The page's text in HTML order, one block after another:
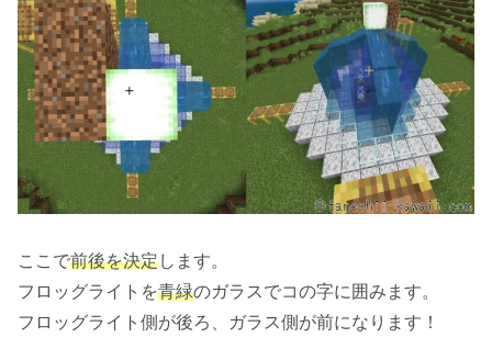
ここで前後を決定します。
フロッグライトを青緑のガラスでコの字に囲みます。
フロッグライト側が後ろ、ガラス側が前になります！